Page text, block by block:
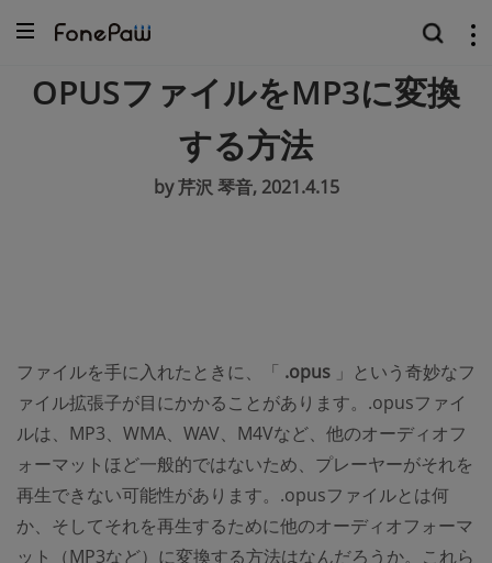
OPUSファイルをMP3に変換
する方法
by 芹沢 琴音, 2021.4.15
ファイルを手に入れたときに、「 .opus 」という奇妙なフ
ァイル拡張子が目にかかることがあります。.opusファイ
ルは、MP3、WMA、WAV、M4Vなど、他のオーディオフ
ォーマットほど一般的ではないため、プレーヤーがそれを
再生できない可能性があります。.opusファイルとは何
か、そしてそれを再生するために他のオーディオフォーマ
ット（MP3など）に変換する方法はなんだろうか。これら